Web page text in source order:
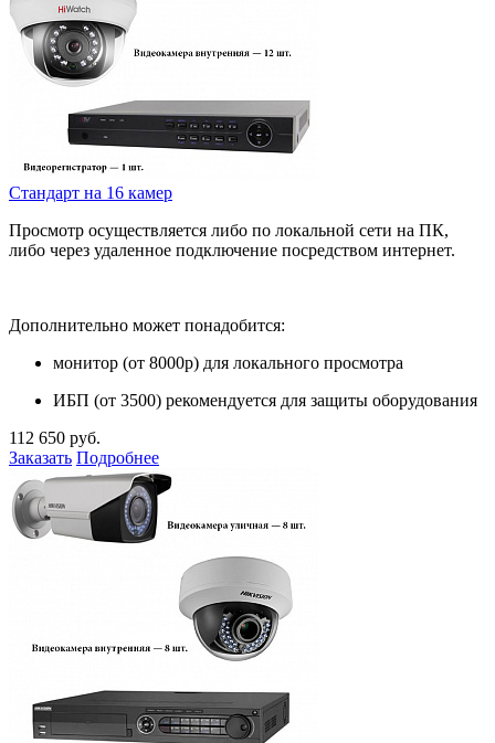
Стандарт на 16 камер
Просмотр осуществляется либо по локальной сети на ПК,
либо через удаленное подключение посредством интернет.
Дополнительно может понадобится:
монитор (от 8000р) для локального просмотра
ИБП (от 3500) рекомендуется для защиты оборудования
112 650 руб.
Заказать Подробнее